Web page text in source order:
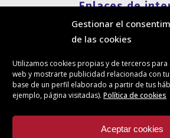
Gestionar el
de las cookies
Utilizamos cookies propias y de terceros para
web y mostrarte publicidad relacionada con
base de un perfil elaborado a partir de tus
ejemplo, página visitadas). Política de cookies
Aceptar cookies
Enlaces de
Política de
Política de
Canal de
Protección de privacidad en
Síguenos